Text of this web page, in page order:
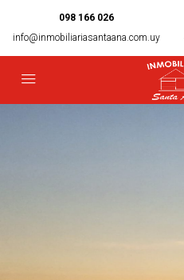
098 166 026
info@inmobiliariasantaana.com.uy